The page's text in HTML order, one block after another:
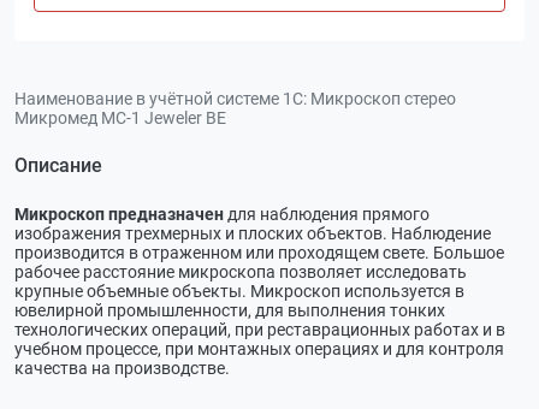
Наименование в учётной системе 1С: Микроскоп стерео
Микромед MC-1 Jeweler BE
Описание
Микроскоп предназначен для наблюдения прямого
изображения трехмерных и плоских объектов. Наблюдение
производится в отраженном или проходящем свете. Большое
рабочее расстояние микроскопа позволяет исследовать
крупные объемные объекты. Микроскоп используется в
ювелирной промышленности, для выполнения тонких
технологических операций, при реставрационных работах и в
учебном процессе, при монтажных операциях и для контроля
качества на производстве.